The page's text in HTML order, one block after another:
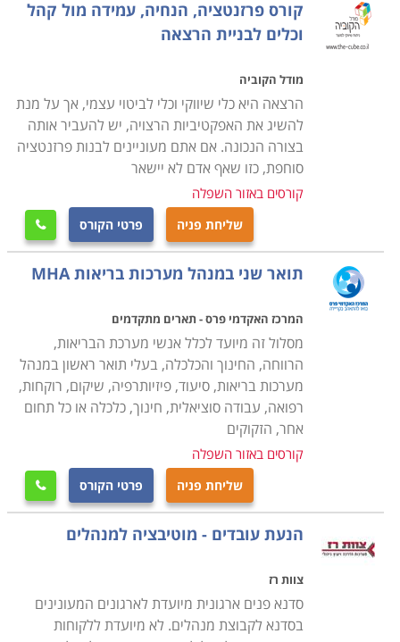
קורס פרזנטציה, הנחיה, עמידה מול קהל
וכלים לבניית הרצאה
מודל הקוביה
הרצאה היא כלי שיווקי וכלי לביטוי עצמי, אך על מנת
להשיג את האפקטיביות הרצויה, יש להעביר אותה
בצורה הנכונה. אם אתם מעוניינים לבנות פרזנטציה
סוחפת, כזו שאף אדם לא יישאר
קורסים באזור השפלה
שליחת פניה פרטי הקורס 
תואר שני במנהל מערכות בריאות MHA
המרכז האקדמי פרס - תארים מתקדמים
מסלול זה מיועד לכלל אנשי מערכת הבריאות,
הרווחה, החינוך והכלכלה, בעלי תואר ראשון במנהל
מערכות בריאות, סיעוד, פיזיותרפיה, שיקום, רוקחות,
רפואה, עבודה סוציאלית, חינוך, כלכלה או כל תחום
אחר, הזקוקים
קורסים באזור השפלה
שליחת פניה פרטי הקורס 
הנעת עובדים - מוטיבציה למנהלים
צוות רז
סדנא פנים ארגונית מיועדת לארגונים המעונינים
בסדנא לקבוצת מנהלים. לא מיועדת ללקוחות